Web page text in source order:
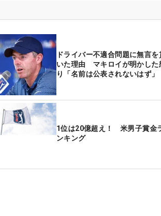
ドライバー不適合問題に無言を
いた理由 マキロイが明かした
り「名前は公表されないはず」
1位は20億超え！ 米男子賞金
ンキング